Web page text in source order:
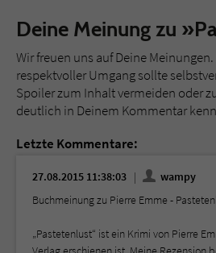
Deine Meinung zu
Wir freuen uns auf Deine
respektvoller Umgang sollte
Spoiler zum Inhalt vermeiden oder
deutlich in Deinem Kommentar
Letzte Kommentare:
27.08.2015 11:38:03
wampy
Buchmeinung zu Pierre Emme -
„Pastetenlust“ ist ein Krimi von Pierre